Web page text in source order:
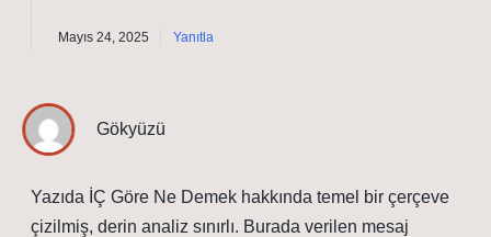
Mayıs 24, 2025 Yanıtla
Gökyüzü
Yazıda İÇ Göre Ne Demek hakkında temel bir çerçeve
çizilmiş, derin analiz sınırlı. Burada verilen mesaj